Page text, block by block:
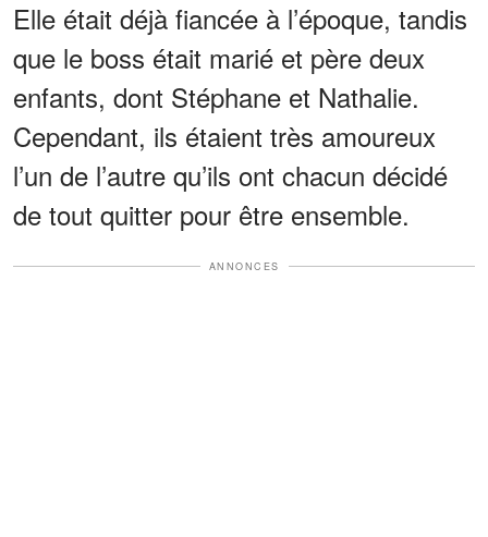
Elle était déjà fiancée à l’époque, tandis
que le boss était marié et père deux
enfants, dont Stéphane et Nathalie.
Cependant, ils étaient très amoureux
l’un de l’autre qu’ils ont chacun décidé
de tout quitter pour être ensemble.
ANNONCES